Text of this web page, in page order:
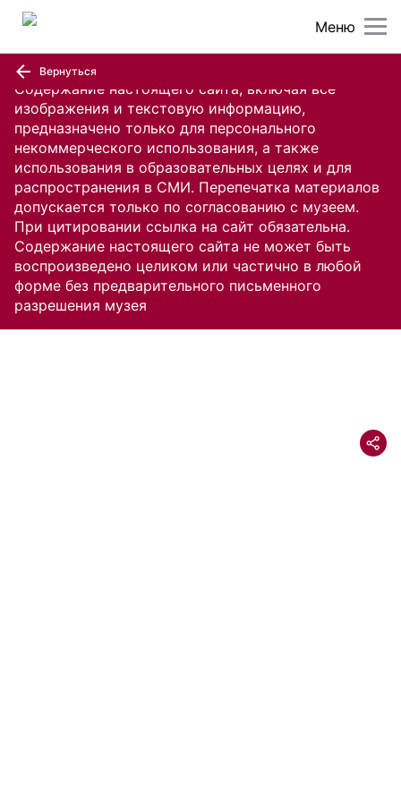
Содержание настоящего сайта, включая все
изображения и текстовую информацию,
предназначено только для персонального
некоммерческого использования, а также
использования в образовательных целях и для
распространения в СМИ. Перепечатка материалов
допускается только по согласованию с музеем.
При цитировании ссылка на сайт обязательна.
Содержание настоящего сайта не может быть
воспроизведено целиком или частично в любой
форме без предварительного письменного
разрешения музея
Меню
Вернуться